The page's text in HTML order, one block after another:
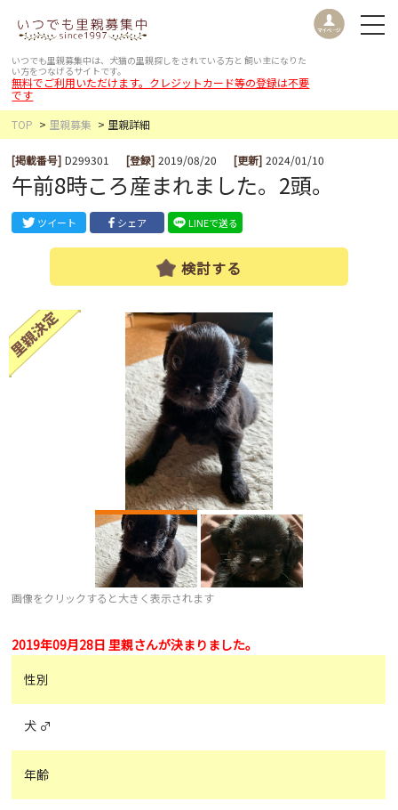
いつでも里親募集中は、犬猫の里親探しをされている方と 飼い主になりた
い方をつなげるサイトです。
無料でご利用いただけます。クレジットカード等の登録は不要
です
TOP
里親募集 里親詳細
[掲載番号] D299301 [登録] 2019/08/20 [更新] 2024/01/10
午前8時ころ産まれました。2頭。
ツイート シェア LINEで送る
検討する
画像をクリックすると大きく表示されます
2019年09月28日 里親さんが決まりました。
性別
犬 ♂
年齢